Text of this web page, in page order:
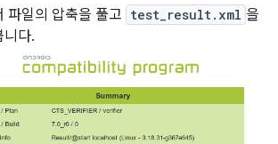
파일의 압축을 풀고 test_result.xml 을
니다.